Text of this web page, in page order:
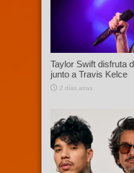
Taylor Swift disfruta
junto a Travis Kelce
2 días atras